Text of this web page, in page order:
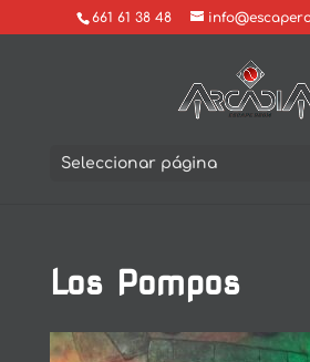
661 61 38 48
Seleccionar página
Los Pompos